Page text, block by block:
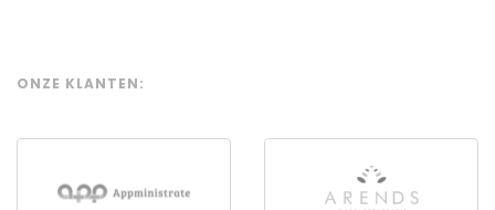
ONZE KLANTEN: